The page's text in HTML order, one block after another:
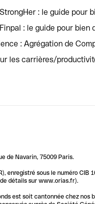
: le guide pour
: le guide pour bien
: Agrégation de
les carrières/
de Navarin, 75009 Paris.
sous le numéro CIB
de détails sur www.orias.fr).
est soit cantonnée chez nos